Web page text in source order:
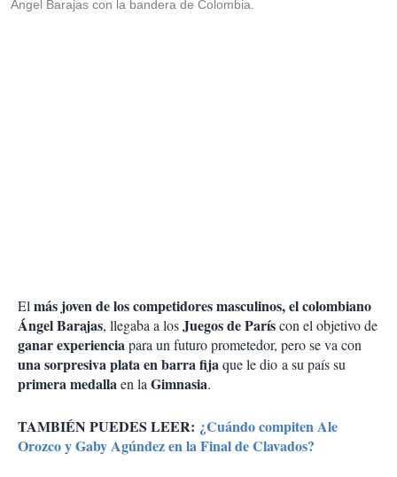
Ángel Barajas con la bandera de Colombia.
Elmás joven de los competidores masculinos, el colombiano
Ángel Barajas, llegaba a losJuegos de Paríscon el objetivo de
ganar experienciapara un futuro prometedor, pero se va con
una sorpresiva plata en barra fijaque le dio a su país su
primera medallaen laGimnasia.
TAMBIÉN PUEDES LEER: ¿Cuándo compiten Ale
Orozco y Gaby Agúndez en la Final de Clavados?